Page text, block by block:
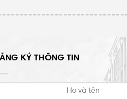
KÝ THÔNG TIN